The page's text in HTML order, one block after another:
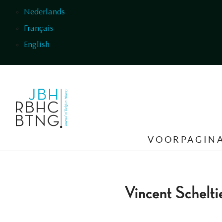
Nederlands
Français
English
Vincent